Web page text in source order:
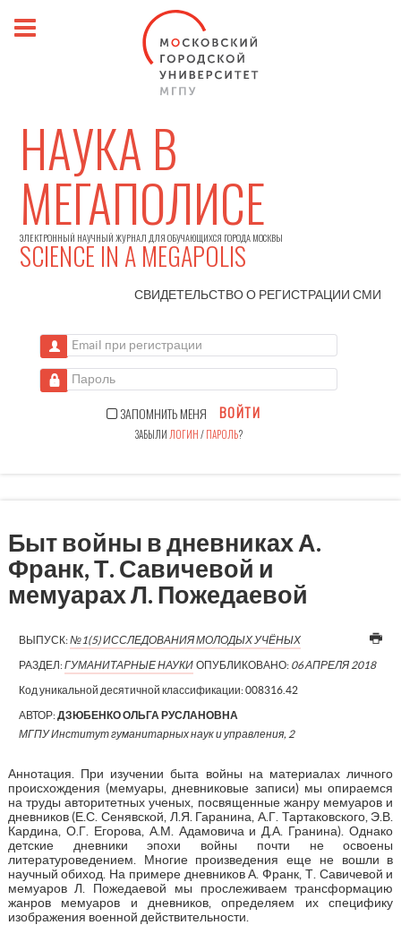
НАУКА В
МЕГАПОЛИСЕ
ЭЛЕКТРОННЫЙ НАУЧНЫЙ ЖУРНАЛ ДЛЯ ОБУЧАЮЩИХСЯ ГОРОДА МОСКВЫ
SCIENCE IN A MEGAPOLIS
СВИДЕТЕЛЬСТВО О РЕГИСТРАЦИИСМИ
Email при регистрации
Пароль
ЗАПОМНИТЬ МЕНЯ ВОЙТИ
ЗАБЫЛИ ЛОГИН/ПАРОЛЬ?
Быт войны в дневниках А.
Франк, Т. Савичевой и
мемуарах Л. Пожедаевой
ВЫПУСК:№1(5) ИССЛЕДОВАНИЯ МОЛОДЫХ УЧЁНЫХ
РАЗДЕЛ:ГУМАНИТАРНЫЕ НАУКИ ОПУБЛИКОВАНО: 06 АПРЕЛЯ 2018
Код уникальной десятичной классификации:008316.42
АВТОР:ДЗЮБЕНКО ОЛЬГА РУСЛАНОВНА
МГПУ Институт гуманитарных наук и управления, 2
Аннотация. При изучении быта войны на материалах личного
происхождения (мемуары, дневниковые записи) мы опираемся
на труды авторитетных ученых, посвященные жанру мемуаров и
дневников (Е.С. Сенявской, Л.Я. Гаранина, А.Г. Тартаковского, Э.В.
Кардина, О.Г. Егорова, А.М. Адамовича и Д.А. Гранина). Однако
детские дневники эпохи войны почти не освоены
литературоведением. Многие произведения еще не вошли в
научный обиход. На примере дневников А. Франк, Т. Савичевой и
мемуаров Л. Пожедаевой мы прослеживаем трансформацию
жанров мемуаров и дневников, определяем их специфику
изображения военной действительности.